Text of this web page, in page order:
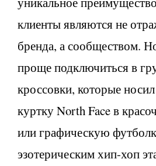
клиенты являются не
бренда, а сообществом.
проще подключиться в
кроссовки, которые
куртку North Face в
или графическую
эзотерическим хип-хоп